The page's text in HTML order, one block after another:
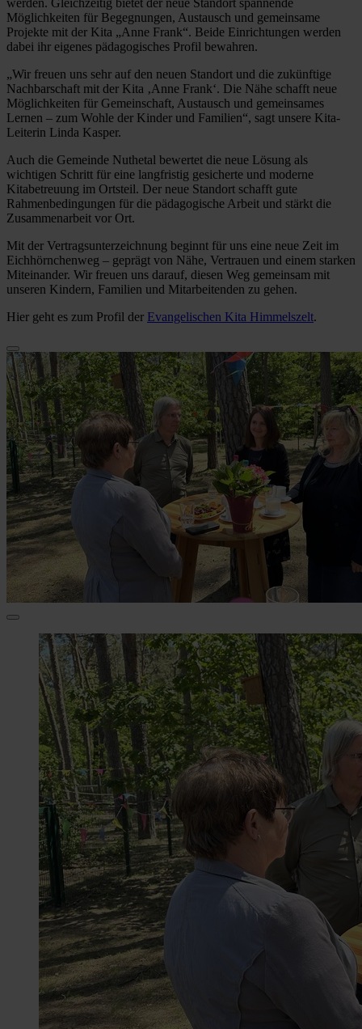
werden. Gleichzeitig bietet der neue Standort spannende
Möglichkeiten für Begegnungen, Austausch und gemeinsame
Projekte mit der Kita „Anne Frank“. Beide Einrichtungen werden
dabei ihr eigenes pädagogisches Profil bewahren.
„Wir freuen uns sehr auf den neuen Standort und die zukünftige
Nachbarschaft mit der Kita ‚Anne Frank‘. Die Nähe schafft neue
Möglichkeiten für Gemeinschaft, Austausch und gemeinsames
Lernen – zum Wohle der Kinder und Familien“, sagt unsere Kita-
Leiterin Linda Kasper.
Auch die Gemeinde Nuthetal bewertet die neue Lösung als
wichtigen Schritt für eine langfristig gesicherte und moderne
Kitabetreuung im Ortsteil. Der neue Standort schafft gute
Rahmenbedingungen für die pädagogische Arbeit und stärkt die
Zusammenarbeit vor Ort.
Mit der Vertragsunterzeichnung beginnt für uns eine neue Zeit im
Eichhörnchenweg – geprägt von Nähe, Vertrauen und einem starken
Miteinander. Wir freuen uns darauf, diesen Weg gemeinsam mit
unseren Kindern, Familien und Mitarbeitenden zu gehen.
Hier geht es zum Profil der Evangelischen Kita Himmelszelt.